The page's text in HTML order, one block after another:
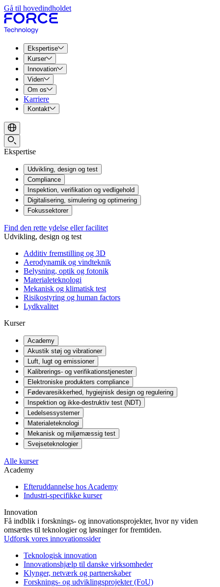
Gå til hovedindholdet
Ekspertise
Kurser
Innovation
Viden
Om os
Karriere
Kontakt
Ekspertise
Udvikling, design og test
Compliance
Inspektion, verifikation og vedligehold
Digitalisering, simulering og optimering
Fokussektorer
Find den rette ydelse eller facilitet
Udvikling, design og test
Additiv fremstilling og 3D
Aerodynamik og vindteknik
Belysning, optik og fotonik
Materialeteknologi
Mekanisk og klimatisk test
Risikostyring og human factors
Lydkvalitet
Kurser
Academy
Akustik støj og vibrationer
Luft, lugt og emissioner
Kalibrerings- og verifikationstjenester
Elektroniske produkters compliance
Fødevaresikkerhed, hygiejnisk design og regulering
Inspektion og ikke-destruktiv test (NDT)
Ledelsessystemer
Materialeteknologi
Mekanisk og miljømæssig test
Svejseteknologier
Alle kurser
Academy
Efteruddannelse hos Academy
Industri-specifikke kurser
Innovation
Få indblik i forsknings- og innovationsprojekter, hvor ny viden
omsættes til teknologier og løsninger for fremtiden.
Udforsk vores innovationssider
Teknologisk innovation
Innovationshjælp til danske virksomheder
Klynger, netværk og partnerskaber
Forsknings- og udviklingsprojekter (FoU)